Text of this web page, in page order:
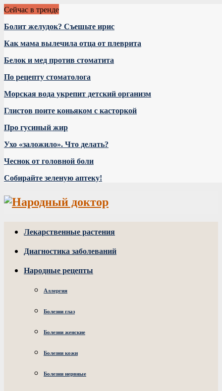
Сейчас в тренде
Болит желудок? Съешьте ирис
Как мама вылечила отца от плеврита
Белок и мед против стоматита
По рецепту стоматолога
Морская вода укрепит детский организм
Глистов поите коньяком с касторкой
Про гусиный жир
Ухо «заложило». Что делать?
Чеснок от головной боли
Собирайте зеленую аптеку!
Лекарственные растения
Диагностика заболеваний
Народные рецепты
Аллергия
Болезни глаз
Болезни женские
Болезни кожи
Болезни нервные